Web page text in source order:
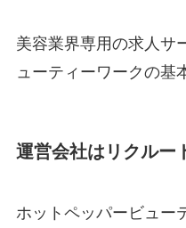
美容業界専用の求人サ
ューティーワークの基
運営会社はリクルー
ホットペッパービュー